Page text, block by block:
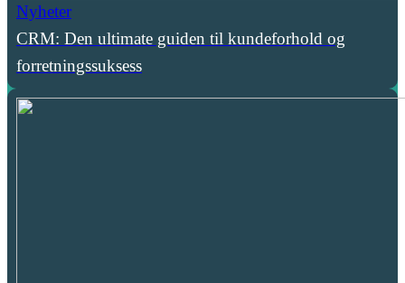
Nyheter
CRM: Den ultimate guiden til kundeforhold og
forretningssuksess